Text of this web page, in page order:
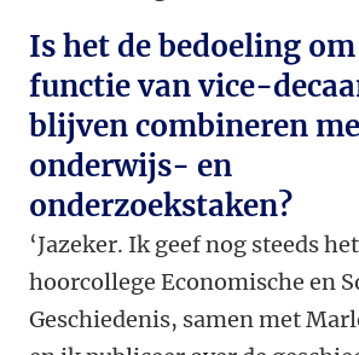
Is het de bedoeling
functie van vice-
blijven combineren
onderwijs- en
onderzoekstaken?
‘Jazeker. Ik geef nog steeds
hoorcollege Economische en
Geschiedenis, samen met